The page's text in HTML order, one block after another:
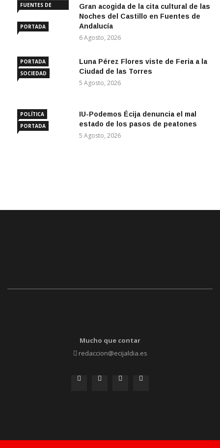
FUENTES DE
PORTADA
Gran acogida de la cita cultural de las
Noches del Castillo en Fuentes de
Andalucía
6 Agosto, 2026
PORTADA
SOCIEDAD
Luna Pérez Flores viste de Feria a la
Ciudad de las Torres
5 Agosto, 2026
POLÍTICA
PORTADA
IU-Podemos Écija denuncia el mal
estado de los pasos de peatones
5 Agosto, 2026
Mucho que contar
redaccion@ecijaldia.es